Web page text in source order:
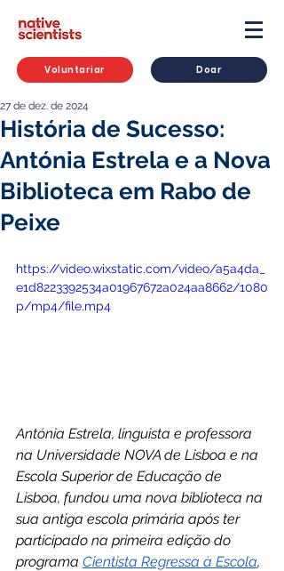
Voluntariar Doar
História de Sucesso:
Antónia Estrela e a Nova
Biblioteca em Rabo de
Peixe
27 de dez. de 2024
https://video.wixstatic.com/video/a5a4da_
e1d8223392534a01967672a024aa8662/1080
p/mp4/file.mp4
Antónia Estrela, linguista e professora
na Universidade NOVA de Lisboa e na
Escola Superior de Educação de
Lisboa, fundou uma nova biblioteca na
sua antiga escola primária após ter
participado na primeira edição do
programa Cientista Regressa à Escola,